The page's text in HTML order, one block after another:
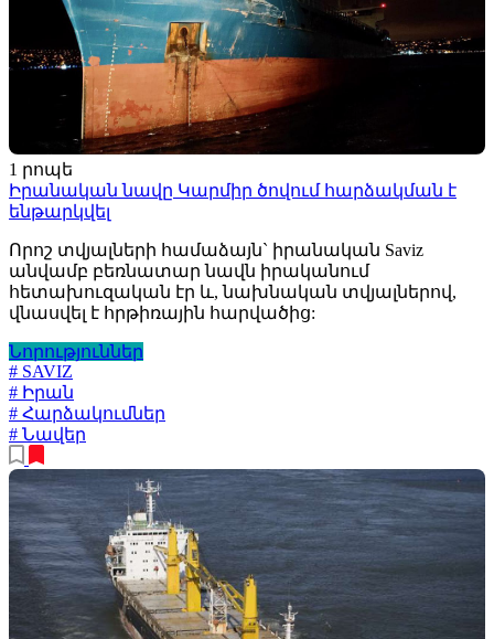
1 րոպե
Իրանական նավը Կարմիր ծովում հարձակման է
ենթարկվել
Որոշ տվյալների համաձայն` իրանական Saviz
անվամբ բեռնատար նավն իրականում
հետախուզական էր և, նախնական տվյալներով,
վնասվել է հրթիռային հարվածից:
Նորություններ
# SAVIZ
# Իրան
# Հարձակումներ
# Նավեր